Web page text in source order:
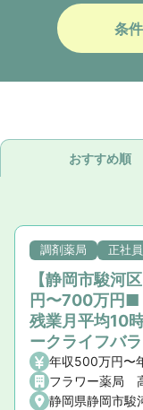
条
おすすめ順
調剤薬局 正社員
【静岡市駿河
円〜700万円■
残業月平均10
ークライフバ
年収500万円〜
フラワー薬局
静岡県静岡市駿